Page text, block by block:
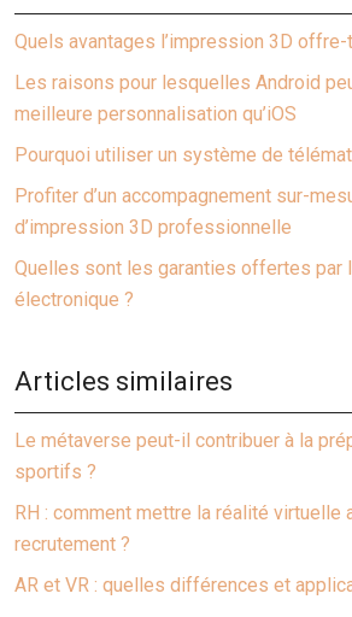
Quels avantages l’impression 3D
Les raisons pour lesquelles Android
meilleure personnalisation qu’iOS
Pourquoi utiliser un système de
Profiter d’un accompagnement sur-
d’impression 3D professionnelle
Quelles sont les garanties offertes par
électronique ?
Articles similaires
Le métaverse peut-il contribuer à la
sportifs ?
RH : comment mettre la réalité virtuelle
recrutement ?
AR et VR : quelles différences et